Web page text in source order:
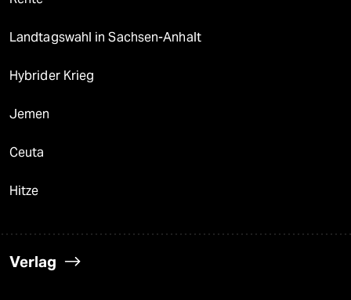
Landtagswahl in Sachsen-Anhalt
Hybrider Krieg
Jemen
Ceuta
Hitze
Verlag